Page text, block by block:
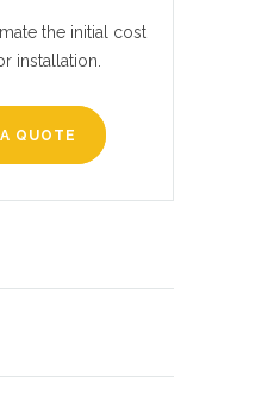
the initial cost
installation.
QUOTE